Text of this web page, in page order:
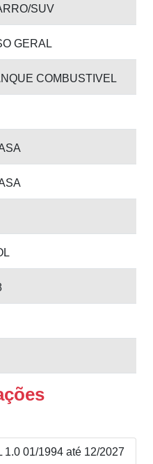
SUV
GERAL
COMBUSTIVEL
1.0 01/1994 até 12/2027